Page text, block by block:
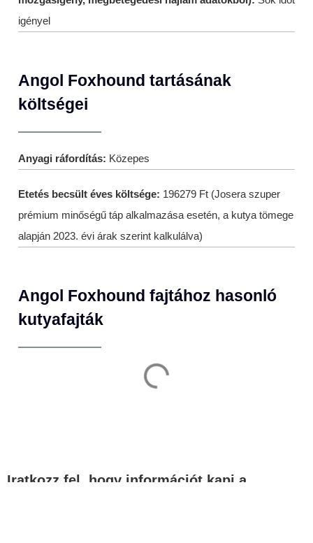
igényel
Angol Foxhound tartásának
költségei
Anyagi ráfordítás: Közepes
Etetés becsült éves költsége: 196279 Ft (Josera szuper
prémium minőségű táp alkalmazása esetén, a kutya tömege
alapján 2023. évi árak szerint kalkulálva)
Angol Foxhound fajtához hasonló
kutyafajták
Iratkozz fel, hogy információt kapj a